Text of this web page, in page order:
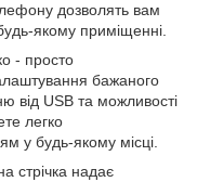
дозволять вам
якому приміщенні.
- просто
бажаного
від USB та можливості
легко
у будь-якому місці.
стрічка надає